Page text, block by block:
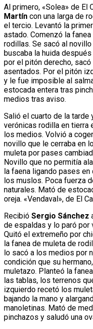
Al primero, «Solea» de El
Martín con una larga de
el tercio. Levantó la
astado. Comenzó la
rodillas. Se sacó al
buscaba la huida
por el pitón derecho,
asentados. Por el pitón
y le fue imposible al
estocada entera tras
medios tras aviso.
Salió el cuarto de la tarde
verónicas rodilla en tierra
los medios. Volvió a
novillo que le cerraba en
muleta por pases
Novillo que no permitía
la faena ligando pases
los muslos. Poca fuerza
naturales. Mató de
oreja. «Vendaval», de El
Recibió Sergio Sánchez
de espaldas y lo paró por
Quitó el extremeño por
la fanea de muleta de
lo sacó a los medios por
condición que su
muletazo. Planteó la
las tablas, los terrenos
izquierdo recetó los
bajando la mano y
manoletinas. Mató de
pinchazos y saludó una